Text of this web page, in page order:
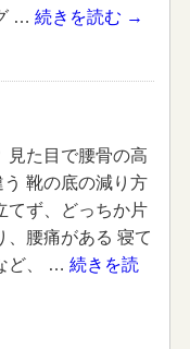
… 続きを読む →
見た目で腰骨の高
靴の底の減り方
てず、どっちか片
、腰痛がある 寝て
ど、 … 続きを読